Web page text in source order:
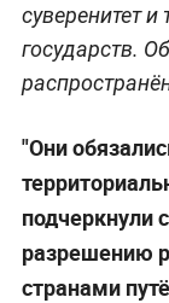
суверенитет
государств.
"Они
подчеркнули
разрешению
странами